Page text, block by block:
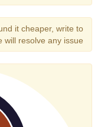
it cheaper, write to
will resolve any issue.